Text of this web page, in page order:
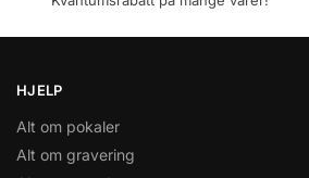
HJELP
Alt om pokaler
Alt om gravering